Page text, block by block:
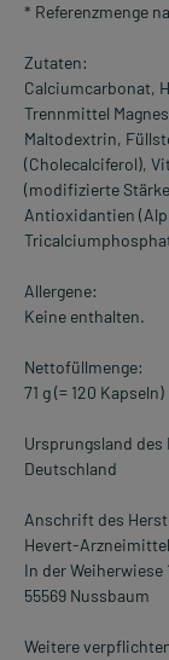
* Referenzmenge
Zutaten:
Calciumcarbonat,
Trennmittel
Maltodextrin,
(Cholecalciferol),
(modifizierte
Antioxidantien
Allergene:
Keine enthalten.
Nettofüllmenge:
71 g (= 120 Kapseln)
Ursprungsland
Deutschland
Anschrift des
Hevert-
In der Weiherwiese
55569 Nussbaum
Weitere